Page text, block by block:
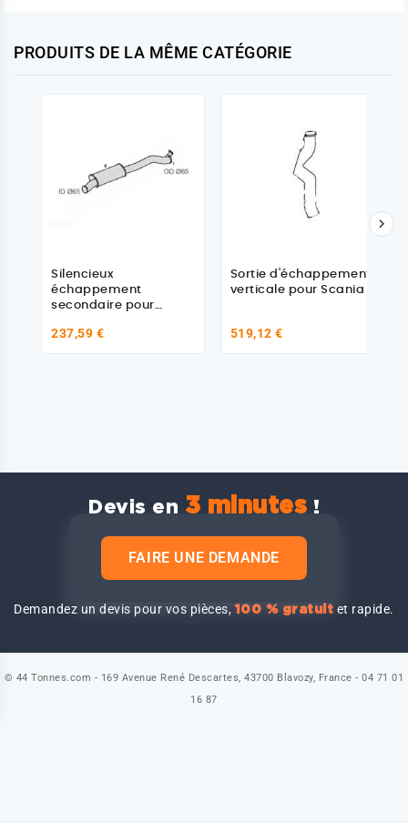
PRODUITS DE LA MÊME CATÉGORIE
Silencieux
échappement
secondaire pour
237,59 €
Sortie d'échappement
verticale pour Scania
519,12 €

Devis en 3 minutes !
FAIRE UNE DEMANDE
Demandez un devis pour vos pièces,100 % gratuit et rapide.
© 44 Tonnes.com - 169 Avenue René Descartes, 43700 Blavozy, France - 04 71 01
16 87